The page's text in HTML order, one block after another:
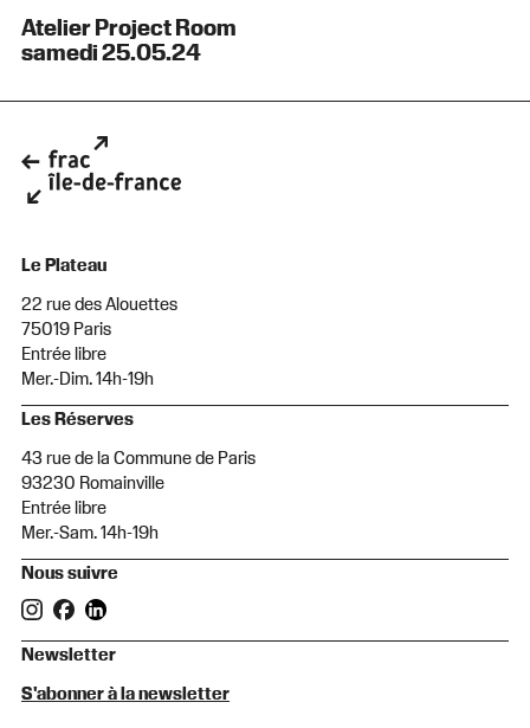
Atelier Project Room
samedi 25.05.24
Le Plateau
22 rue des Alouettes
75019 Paris
Entrée libre
Mer.-Dim. 14h-19h
Les Réserves
43 rue de la Commune de Paris
93230 Romainville
Entrée libre
Mer.-Sam. 14h-19h
Nous suivre
Newsletter
S'abonner à la newsletter